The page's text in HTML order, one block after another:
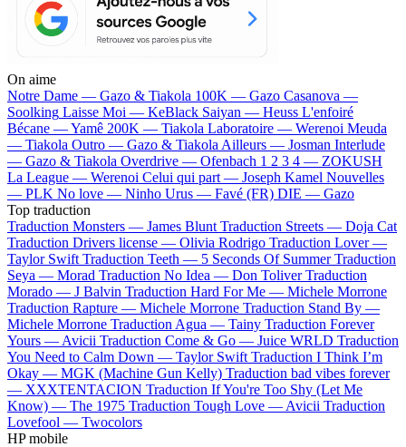
On aime
Notre Dame — Gazo & Tiakola 100K — Gazo Casanova —
Soolking Laisse Moi — KeBlack Saiyan — Heuss L'enfoiré
Bécane —Yamê 200K — Tiakola Laboratoire — Werenoi Meuda
— Tiakola Outro — Gazo & Tiakola Ailleurs — Josman Interlude
— Gazo & Tiakola Overdrive — Ofenbach 1 2 3 4 — ZOKUSH
La League — Werenoi Celui qui part — Joseph Kamel Nouvelles
— PLK No love — Ninho Urus — Favé (FR) DIE — Gazo
Top traduction
Traduction Monsters — James Blunt Traduction Streets — Doja Cat
Traduction Drivers license — Olivia Rodrigo Traduction Lover —
Taylor Swift Traduction Teeth — 5 Seconds Of Summer Traduction
Seya — Morad Traduction No Idea — Don Toliver Traduction
Morado — J Balvin Traduction Hard For Me — Michele Morrone
Traduction Rapture — Michele Morrone Traduction Stand By —
Michele Morrone Traduction Agua — Tainy Traduction Forever
Yours — Avicii Traduction Come & Go — Juice WRLD Traduction
You Need to Calm Down — Taylor Swift Traduction I Think I’m
Okay — MGK (Machine Gun Kelly) Traduction bad vibes forever
— XXXTENTACION Traduction If You're Too Shy (Let Me
Know) — The 1975 Traduction Tough Love — Avicii Traduction
Lovefool — Twocolors
HP mobile